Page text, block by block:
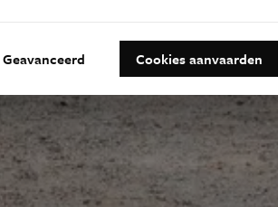
Geavanceerd Cookies aanvaarden